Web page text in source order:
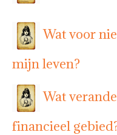
Wat voor
mijn leven?
Wat
financieel